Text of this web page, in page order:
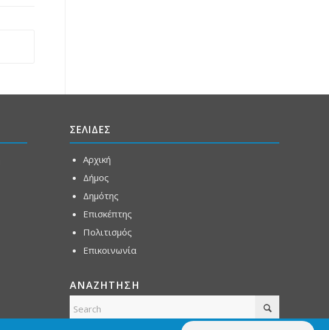
ΣΕΛΙΔΕΣ
Αρχική
Δήμος
Δημότης
Επισκέπτης
Πολιτισμός
Επικοινωνία
ΑΝΑΖΗΤΗΣΗ